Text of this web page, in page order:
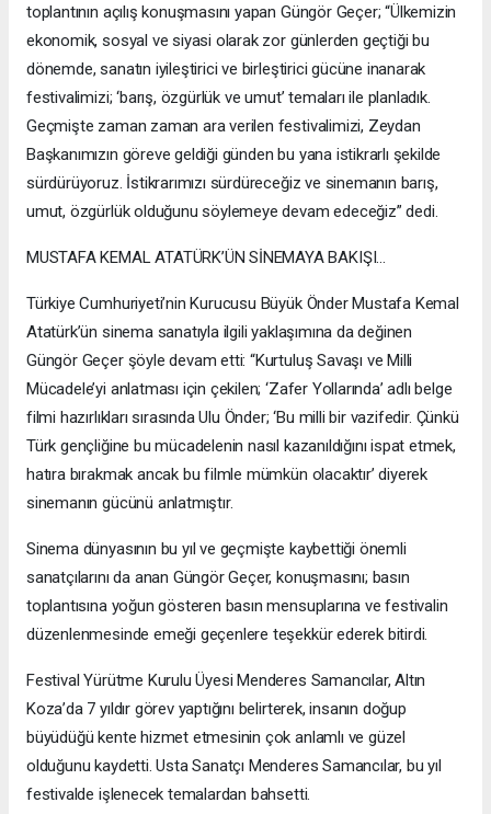
toplantının açılış konuşmasını yapan Güngör Geçer; “Ülkemizin
ekonomik, sosyal ve siyasi olarak zor günlerden geçtiği bu
dönemde, sanatın iyileştirici ve birleştirici gücüne inanarak
festivalimizi; ‘barış, özgürlük ve umut’ temaları ile planladık.
Geçmişte zaman zaman ara verilen festivalimizi, Zeydan
Başkanımızın göreve geldiği günden bu yana istikrarlı şekilde
sürdürüyoruz. İstikrarımızı sürdüreceğiz ve sinemanın barış,
umut, özgürlük olduğunu söylemeye devam edeceğiz” dedi.
MUSTAFA KEMAL ATATÜRK’ÜN SİNEMAYA BAKIŞI…
Türkiye Cumhuriyeti’nin Kurucusu Büyük Önder Mustafa Kemal
Atatürk’ün sinema sanatıyla ilgili yaklaşımına da değinen
Güngör Geçer şöyle devam etti: “Kurtuluş Savaşı ve Milli
Mücadele’yi anlatması için çekilen; ‘Zafer Yollarında’ adlı belge
filmi hazırlıkları sırasında Ulu Önder; ‘Bu milli bir vazifedir. Çünkü
Türk gençliğine bu mücadelenin nasıl kazanıldığını ispat etmek,
hatıra bırakmak ancak bu filmle mümkün olacaktır’ diyerek
sinemanın gücünü anlatmıştır.
Sinema dünyasının bu yıl ve geçmişte kaybettiği önemli
sanatçılarını da anan Güngör Geçer, konuşmasını; basın
toplantısına yoğun gösteren basın mensuplarına ve festivalin
düzenlenmesinde emeği geçenlere teşekkür ederek bitirdi.
Festival Yürütme Kurulu Üyesi Menderes Samancılar, Altın
Koza’da 7 yıldır görev yaptığını belirterek, insanın doğup
büyüdüğü kente hizmet etmesinin çok anlamlı ve güzel
olduğunu kaydetti. Usta Sanatçı Menderes Samancılar, bu yıl
festivalde işlenecek temalardan bahsetti.